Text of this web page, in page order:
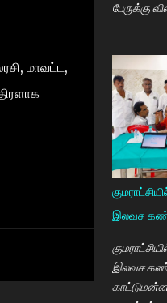
மாவட்ட,
பேருக்கு
வழங்கி
தமிழ்நாடு
முயற்சி
இரு கண்கள்
எத்தனையோ
வாய்ப்பு
வகுப்பு
நிலையை
வரை
இலவச கண்
இலவச கண்